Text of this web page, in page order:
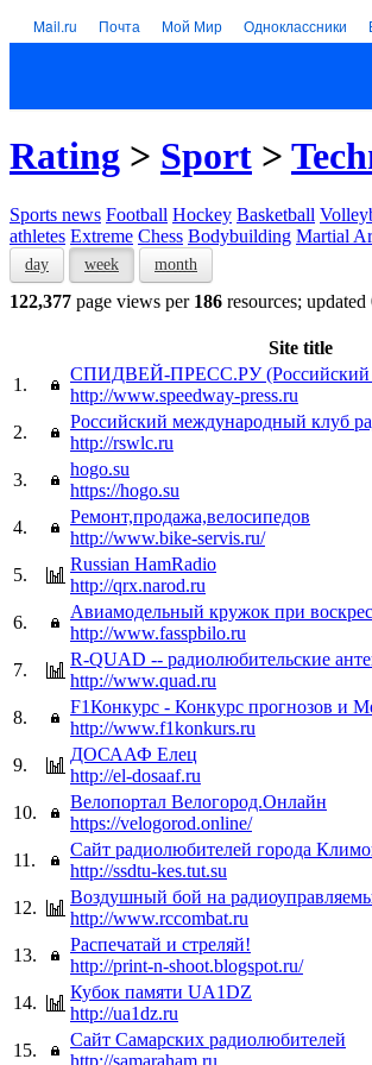
Mail.ru Почта Мой Мир Одноклассники
Rating > Sport >
Sports news Football Hockey Basketball
athletes Extreme Chess Bodybuilding Martial
day week month
122,377 page views per 186 resources; updated
Site title
1.
СПИДВЕЙ-ПРЕСС.РУ (Российский
http://www.speedway-press.ru
2.
Российский международный клуб
http://rswlc.ru
3.
hogo.su
https://hogo.su
4.
Ремонт,продажа,велосипедов
http://www.bike-servis.ru/
5.
Russian HamRadio
http://qrx.narod.ru
6.
Авиамодельный кружок при
http://www.fasspbilo.ru
7.
R-QUAD -- радиолюбительские
http://www.quad.ru
8.
F1Конкурс - Конкурс прогнозов и
http://www.f1konkurs.ru
9.
ДОСААФ Елец
http://el-dosaaf.ru
10.
Велопортал Велогород.Онлайн
https://velogorod.online/
11.
Сайт радиолюбителей города
http://ssdtu-kes.tut.su
12.
Воздушный бой на
http://www.rccombat.ru
13.
Распечатай и стреляй!
http://print-n-shoot.blogspot.ru/
14.
Кубок памяти UA1DZ
http://ua1dz.ru
15.
Сайт Самарских радиолюбителей
http://samaraham.ru